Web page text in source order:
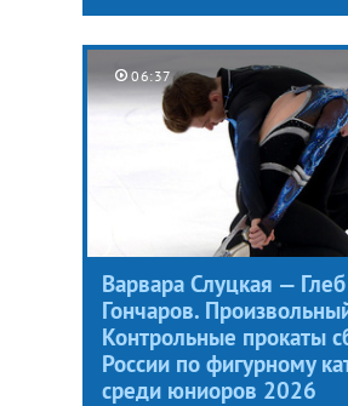
06:37
Варвара Слуцкая — Глеб
Гончаров.
Контрольные прокаты
России по фигурному
среди юниоров 2026